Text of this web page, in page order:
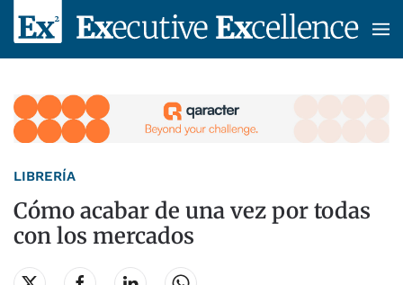
Skip to main content
LIBRERÍA
Cómo acabar de una vez por todas
con los mercados